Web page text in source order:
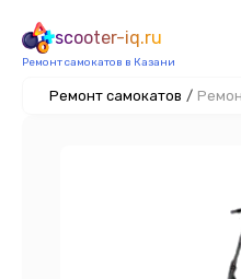
scooter-iq.ru
Ремонт самокатов в Казани
Ремонт самокатов /